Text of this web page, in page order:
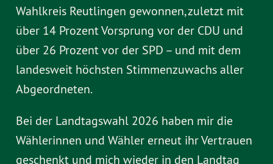
Wahlkreis Reutlingen gewonnen, zuletzt mit
über 14 Prozent Vorsprung vor der CDU und
über 26 Prozent vor der SPD – und mit dem
landesweit höchsten Stimmenzuwachs aller
Abgeordneten.
Bei der Landtagswahl 2026 haben mir die
Wählerinnen und Wähler erneut ihr Vertrauen
geschenkt und mich wieder in den Landtag